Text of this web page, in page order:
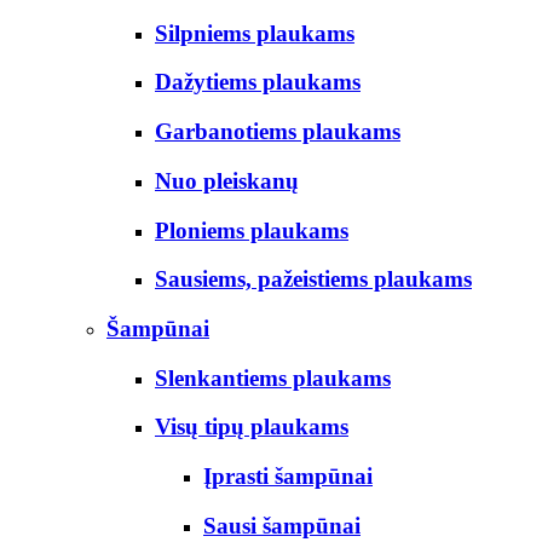
Silpniems plaukams
Dažytiems plaukams
Garbanotiems plaukams
Nuo pleiskanų
Ploniems plaukams
Sausiems, pažeistiems plaukams
Šampūnai
Slenkantiems plaukams
Visų tipų plaukams
Įprasti šampūnai
Sausi šampūnai